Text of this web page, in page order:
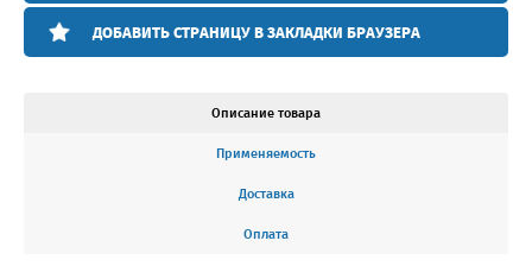
ДОБАВИТЬ СТРАНИЦУ В ЗАКЛАДКИ БРАУЗЕРА
Описание товара
Применяемость
Доставка
Оплата